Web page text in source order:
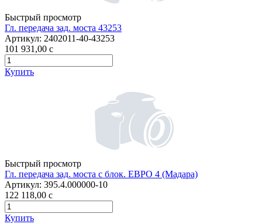
Быстрый просмотр
Гл. передача зад. моста 43253
Артикул: 2402011-40-43253
101 931,00 c
Купить
Быстрый просмотр
Гл. передача зад. моста с блок. ЕВРО 4 (Мадара)
Артикул: 395.4.000000-10
122 118,00 c
Купить